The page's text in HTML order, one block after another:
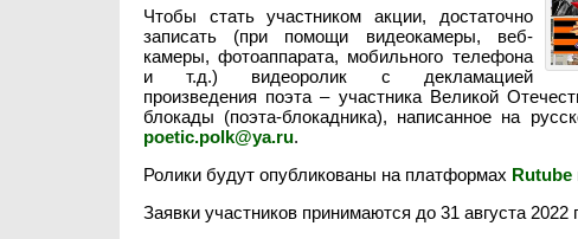
Чтобы стать участником акции, достаточно
записать (при помощи видеокамеры, веб-
камеры, фотоаппарата, мобильного телефона
и т.д.) видеоролик с декламацией
произведения поэта – участника Великой
блокады (поэта-блокадника), написанное на
poetic.polk@ya.ru.
Ролики будут опубликованы на платформах Rutube
Заявки участников принимаются до 31 августа 2022